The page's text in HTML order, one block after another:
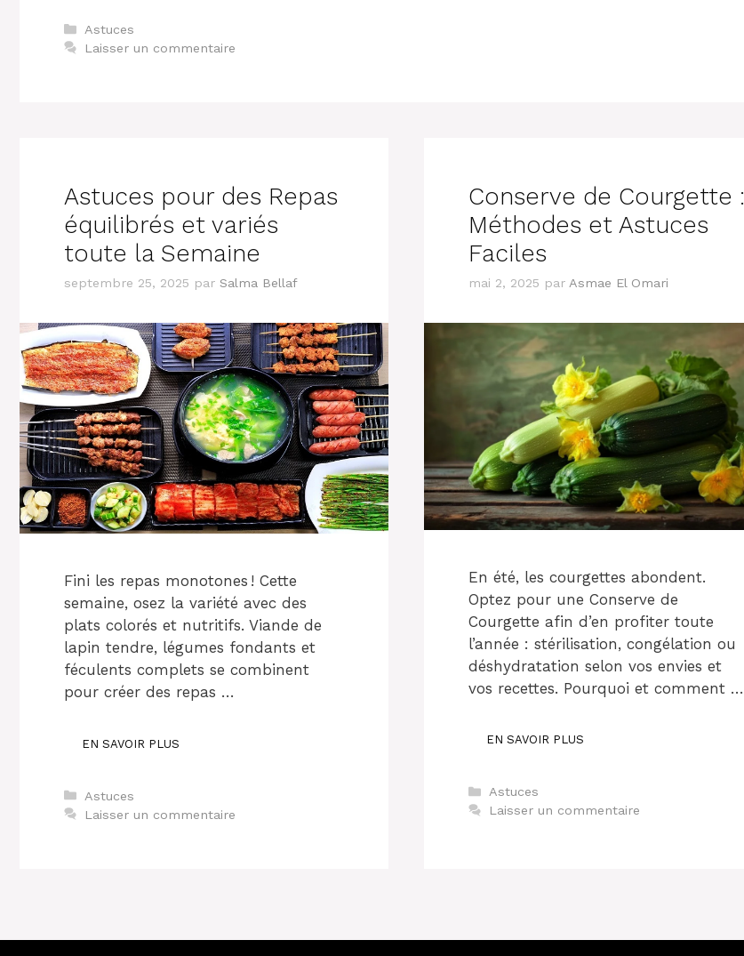
Catégories
Astuces
Laisser un commentaire
Astuces pour des Repas
équilibrés et variés
toute la Semaine
septembre 25, 2025 par Salma Bellaf
Fini les repas monotones ! Cette
semaine, osez la variété avec des
plats colorés et nutritifs. Viande de
lapin tendre, légumes fondants et
féculents complets se combinent
pour créer des repas …
EN SAVOIR PLUS
Catégories
Astuces
Laisser un commentaire
Conserve de Courgette :
Méthodes et Astuces
Faciles
mai 2, 2025 par Asmae El Omari
En été, les courgettes abondent.
Optez pour une Conserve de
Courgette afin d’en profiter toute
l’année : stérilisation, congélation ou
déshydratation selon vos envies et
vos recettes. Pourquoi et comment …
EN SAVOIR PLUS
Catégories
Astuces
Laisser un commentaire